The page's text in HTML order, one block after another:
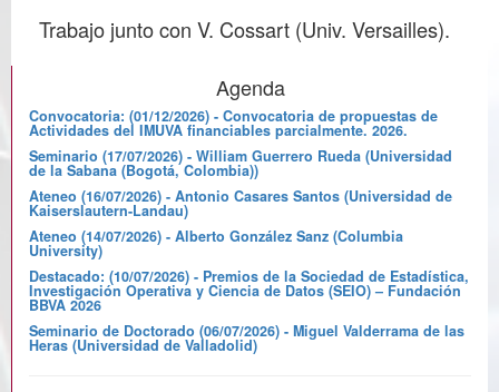
Trabajo junto con V. Cossart (Univ. Versailles).
Agenda
Convocatoria: (01/12/2026) - Convocatoria de propuestas de
Actividades del IMUVA financiables parcialmente. 2026.
Seminario (17/07/2026) - William Guerrero Rueda (Universidad
de la Sabana (Bogotá, Colombia))
Ateneo (16/07/2026) - Antonio Casares Santos (Universidad de
Kaiserslautern-Landau)
Ateneo (14/07/2026) - Alberto González Sanz (Columbia
University)
Destacado: (10/07/2026) - Premios de la Sociedad de Estadística,
Investigación Operativa y Ciencia de Datos (SEIO) – Fundación
BBVA 2026
Seminario de Doctorado (06/07/2026) - Miguel Valderrama de las
Heras (Universidad de Valladolid)